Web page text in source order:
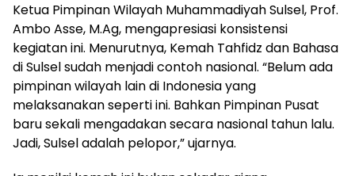
Ketua Pimpinan Wilayah Muhammadiyah Sulsel, Prof.
Ambo Asse, M.Ag, mengapresiasi konsistensi
kegiatan ini. Menurutnya, Kemah Tahfidz dan Bahasa
di Sulsel sudah menjadi contoh nasional. “Belum ada
pimpinan wilayah lain di Indonesia yang
melaksanakan seperti ini. Bahkan Pimpinan Pusat
baru sekali mengadakan secara nasional tahun lalu.
Jadi, Sulsel adalah pelopor,” ujarnya.